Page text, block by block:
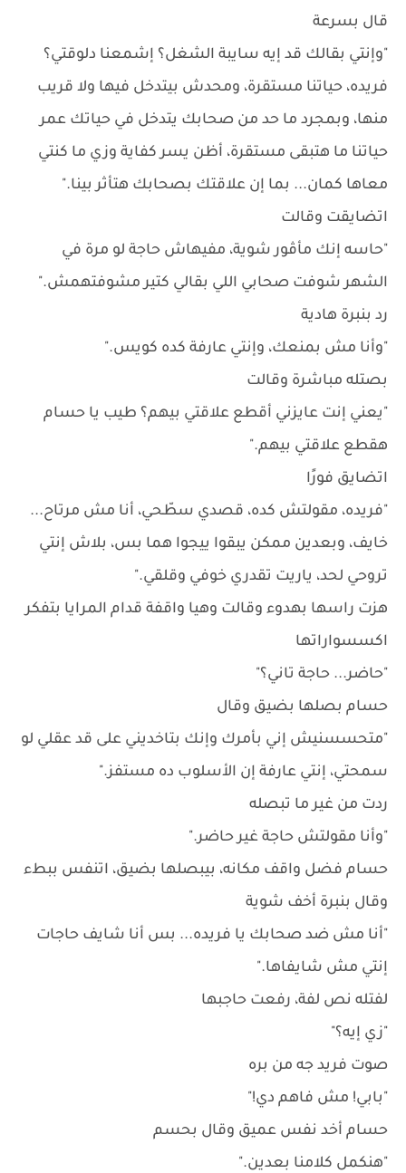
قال بسرعة
"وإنتي بقالك قد إيه سايبة الشغل؟ إشمعنا دلوقتي؟
فريده، حياتنا مستقرة، ومحدش بيتدخل فيها ولا قريب
منها، وبمجرد ما حد من صحابك يتدخل في حياتك عمر
حياتنا ما هتبقى مستقرة، أظن يسر كفاية وزي ما كنتي
معاها كمان... بما إن علاقتك بصحابك هتأثر بينا."
اتضايقت وقالت
"حاسه إنك مأڤور شوية، مفيهاش حاجة لو مرة في
الشهر شوفت صحابي اللي بقالي كتير مشوفتهمش."
رد بنبرة هادية
"وأنا مش بمنعك، وإنتي عارفة كده كويس."
بصتله مباشرة وقالت
"يعني إنت عايزني أقطع علاقتي بيهم؟ طيب يا حسام
هقطع علاقتي بيهم."
اتضايق فورًا
"فريده، مقولتش كده، قصدي سطّحي، أنا مش مرتاح...
خايف، وبعدين ممكن يبقوا ييجوا هما بس، بلاش إنتي
تروحي لحد، ياريت تقدري خوفي وقلقي."
هزت راسها بهدوء وقالت وهيا واقفة قدام المرايا بتفكر
اكسسواراتها
"حاضر... حاجة تاني؟"
حسام بصلها بضيق وقال
"متحسسنيش إني بأمرك وإنك بتاخديني على قد عقلي لو
سمحتي، إنتي عارفة إن الأسلوب ده مستفز."
ردت من غير ما تبصله
"وأنا مقولتش حاجة غير حاضر."
حسام فضل واقف مكانه، بيبصلها بضيق، اتنفس ببطء
وقال بنبرة أخف شوية
"أنا مش ضد صحابك يا فريده... بس أنا شايف حاجات
إنتي مش شايفاها."
لفتله نص لفة، رفعت حاجبها
"زي إيه؟"
صوت فريد جه من بره
"بابي! مش فاهم دي!"
حسام أخد نفس عميق وقال بحسم
"هنكمل كلامنا بعدين."